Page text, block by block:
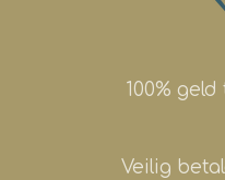
100%
Veilig